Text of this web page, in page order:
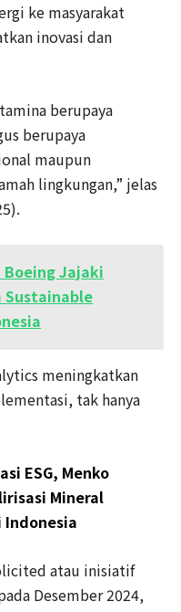
ke masyarakat
inovasi dan
berupaya
berupaya
maupun
lingkungan,” jelas
Jajaki
Sustainable
meningkatkan
tak hanya
ESG, Menko
Mineral
Indonesia
atau inisiatif
Desember 2024,